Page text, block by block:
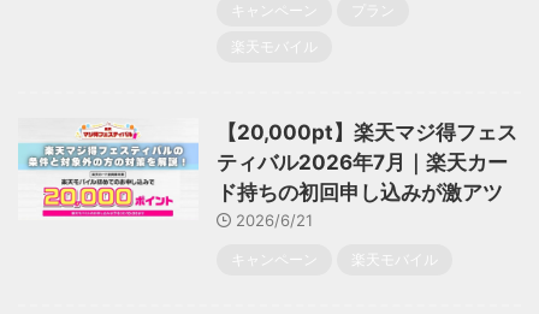
キャンペーン
プラン
楽天モバイル
【20,000pt】楽天マジ得フェス
ティバル2026年7月｜楽天カー
ド持ちの初回申し込みが激アツ
2026/6/21
キャンペーン 楽天モバイル